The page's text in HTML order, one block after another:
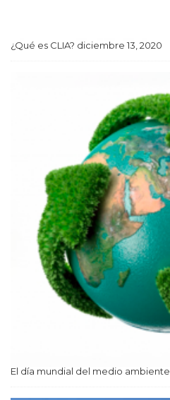
¿Qué es CLIA? diciembre 13, 2020
El día mundial del medio ambiente